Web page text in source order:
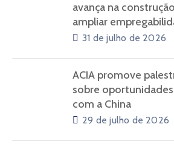
avança na
ampliar
31 de julho de 2026
ACIA promove
sobre
com a China
29 de julho de 2026